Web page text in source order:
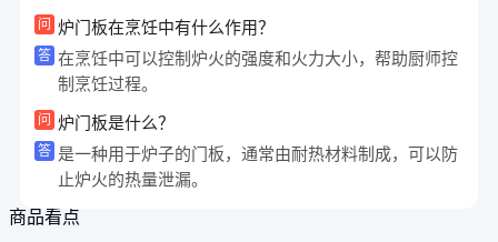
问 炉门板在烹饪中有什么作用？
答 在烹饪中可以控制炉火的强度和火力大小，帮助厨师控
制烹饪过程。
问 炉门板是什么？
答 是一种用于炉子的门板，通常由耐热材料制成，可以防
止炉火的热量泄漏。
商品看点